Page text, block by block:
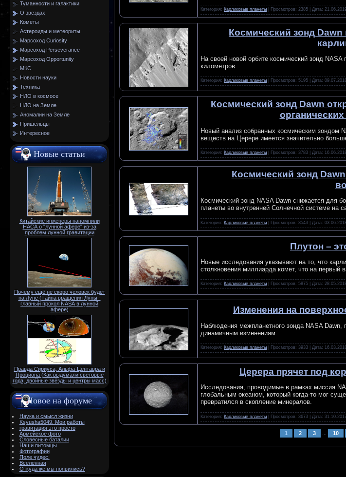
Туманности и галактики
О звездах
Кометы
Астероиды и метеориты
Марсоход Curiosity
Марсоход Perseverance
Марсоход Opportunity
МКС
Новости науки
Техника
НЛО в космосе
НЛО на Земле
Аномалии на Земле
Пришельцы
Интересное
Новые статьи
Китайские инженеры напомнили
НАСА о "лунной афере" из-за
проблем лунной гравитации
Почему ещё не скоро человек будет
на Луне (Тайна вращения Луны -
главный прокол NАSА в лунной
афере)
Правда Сириуса, Альфа-Центавра и
Проциона (Как выдумали световые
года, двойные звёзды и центры масс)
Новое на форуме
Наука и смысл жизни
Ksyusha5049. Мои работы
гравитация это просто
Армейское фото
Словесные баталии
Наши питомцы
Фотографии
Поле чудес.
Вселенная
Откуда же мы появились?
Категория: Карликовые планеты | Просмотров: 2385 | Дата:
Космический зонд Dawn
На своей новой орбите космический зонд
километров.
Категория: Карликовые планеты | Просмотров: 5195 | Дата:
Космический зонд Dawn
Новый анализ собранных космическим зондом
веществ на Церере имеется значительно
Категория: Карликовые планеты | Просмотров: 3783 | Дата:
Космический зонд
Космический зонд NASA Dawn снижается для
планеты во внутренней Солнечной системе на
Категория: Карликовые планеты | Просмотров: 3543 | Дата:
Плутон –
Новые исследования указывают на то, что
столкновения миллиарда комет, что на первый
Категория: Карликовые планеты | Просмотров: 5875 | Дата:
Изменения на
Наблюдения межпланетного зонда NASA
динамичным изменениям.
Категория: Карликовые планеты | Просмотров: 3933 | Дата:
Церера прячет под
Исследования, проводимые в рамках миссия
глобальным океаном, который когда-то мог
превратился в скопление минералов.
Категория: Карликовые планеты | Просмотров: 3673 | Дата:
1 2 3 10